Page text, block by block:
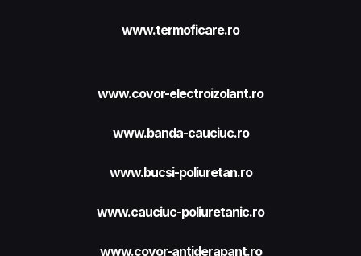
www.termoficare.ro
www.covor-electroizolant.ro
www.banda-cauciuc.ro
www.bucsi-poliuretan.ro
www.cauciuc-poliuretanic.ro
www.covor-antiderapant.ro